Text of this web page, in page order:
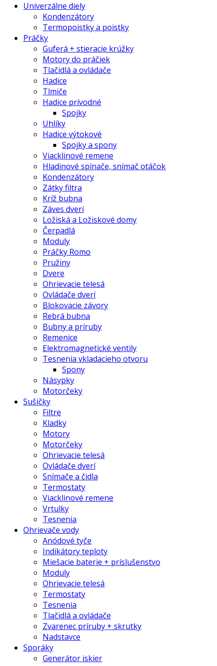
Univerzálne diely
Kondenzátory
Termopoistky a poistky
Práčky
Guferá + stieracie krúžky
Motory do práčiek
Tlačidlá a ovládače
Hadice
Tlmiče
Hadice prívodné
Spojky
Uhlíky
Hadice výtokové
Spojky a spony
Viacklinové remene
Hladinové spínače, snímač otáčok
Kondenzátory
Zátky filtra
Kríž bubna
Záves dverí
Ložiská a Ložiskové domy
Čerpadlá
Moduly
Práčky Romo
Pružiny
Dvere
Ohrievacie telesá
Ovládače dverí
Blokovacie závory
Rebrá bubna
Bubny a príruby
Remenice
Elektromagnetické ventily
Tesnenia vkladacieho otvoru
Spony
Násypky
Motorčeky
Sušičky
Filtre
Kladky
Motory
Motorčeky
Ohrievacie telesá
Ovládače dverí
Snímače a čidla
Termostaty
Viacklinové remene
Vrtulky
Tesnenia
Ohrievače vody
Anódové tyče
Indikátory teploty
Miešacie baterie + príslušenstvo
Moduly
Ohrievacie telesá
Termostaty
Tesnenia
Tlačidlá a ovládače
Zvarenec príruby + skrutky
Nadstavce
Sporáky
Generátor iskier